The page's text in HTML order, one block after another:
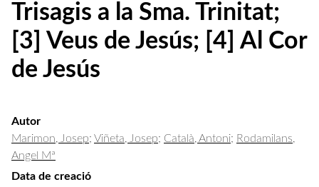
Trisagis a la Sma. Trinitat;
[3] Veus de Jesús; [4] Al Cor
de Jesús
Autor
Marimon, Josep; Viñeta, Josep; Català, Antoni; Rodamilans,
Angel Mª
Data de creació